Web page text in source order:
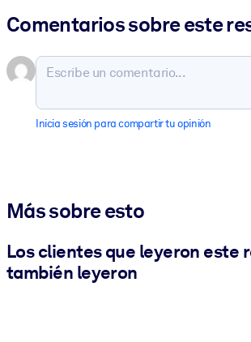
Comentarios sobre este
Inicia sesión para compartir tu opinión
Más sobre esto
Los clientes que leyeron este
también leyeron